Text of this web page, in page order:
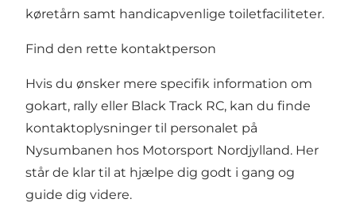
køretårn samt handicapvenlige toiletfaciliteter.
Find den rette kontaktperson
Hvis du ønsker mere specifik information om
gokart, rally eller Black Track RC, kan du finde
kontaktoplysninger til personalet på
Nysumbanen hos Motorsport Nordjylland. Her
står de klar til at hjælpe dig godt i gang og
guide dig videre.